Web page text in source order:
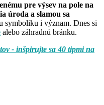
pre výsev na pole na
úroda a slamou sa
symboliku i význam. Dnes si
alebo záhradnú bránku.
- inšpirujte sa 40 tipmi na